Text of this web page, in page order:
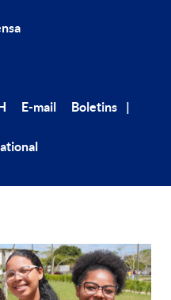
E-mail Boletins